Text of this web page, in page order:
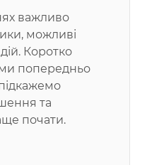
важливо
можливі
Коротко
попередньо
та
почати.